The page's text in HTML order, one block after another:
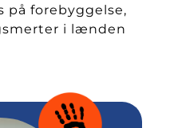
på forebyggelse,
i lænden